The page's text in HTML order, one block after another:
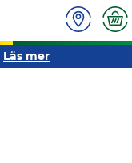
Läs mer